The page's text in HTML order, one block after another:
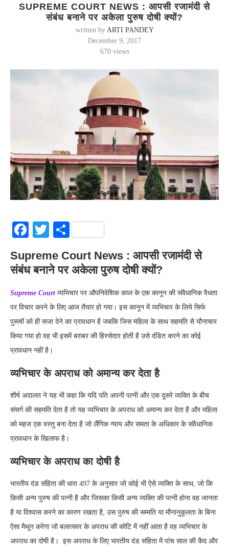
SUPREME COURT NEWS : आपसी रजामंदी से
संबंध बनाने पर अकेला पुरुष दोषी क्यों?
written by ARTI PANDEY
December 9, 2017
670views
Facebook
Twitter
Share
Supreme Court News : आपसी रजामंदी से
संबंध बनाने पर अकेला पुरुष दोषी क्यों?
Supreme Courtव्यभिचार पर औपनिवेशिक काल के एक कानून की संवैधानिक वैधता
पर विचार करने के लिए आज तैयार हो गया। इस कानून में व्यभिचार के लिये सिर्फ
पुरूषों को ही सजा देने का प्रावधान है जबकि जिस महिला के साथ सहमति से यौनाचार
किया गया हो वह भी इसमें बराबर की हिस्सेदार होती है उसे दंडित करने का कोई
प्रावधान नहीं है।
व्यभिचार के अपराध को अमान्य कर देता है
शीर्ष अदालत ने यह भी कहा कि यदि पति अपनी पत्नी और एक दूसरे व्यक्ति के बीच
संसर्ग की सहमति देता है तो यह व्यभिचार के अपराध को अमान्य कर देता है और महिला
को महज एक वस्तु बना देता है जो लैंगिक न्याय और समता के अधिकार के संवैधानिक
प्रावधान के खिलाफ है।
व्यभिचार के अपराध का दोषी है
भारतीय दंड संहिता की धारा 497 के अनुसार जो कोई भी ऐसे व्यक्ति के साथ, जो कि
किसी अन्य पुरुष की पत्नी है और जिसका किसी अन्य व्यक्ति की पत्नी होना वह जानता
है या विश्वास करने का कारण रखता है, उस पुरुष की सम्मति या मौनानुकूलता के बिना
ऐसा मैथून करेगा जो बलात्कार के अपराध की कोटि में नहीं आता है वह व्यभिचार के
अपराध का दोषी है। इस अपराध के लिए भारतीय दंड संहिता में पांच साल की कैद और